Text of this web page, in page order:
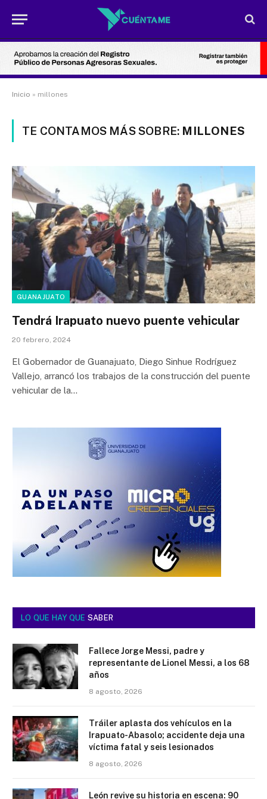
Inicio » millones
TE CONTAMOS MÁS SOBRE: MILLONES
GUANAJUATO
Tendrá Irapuato nuevo puente vehicular
20 febrero, 2024
El Gobernador de Guanajuato, Diego Sinhue Rodríguez
Vallejo, arrancó los trabajos de la construcción del puente
vehicular de la…
LO QUE HAY QUE SABER
Fallece Jorge Messi, padre y
representante de Lionel Messi, a los 68
años
8 agosto, 2026
Tráiler aplasta dos vehículos en la
Irapuato-Abasolo; accidente deja una
víctima fatal y seis lesionados
8 agosto, 2026
León revive su historia en escena: 90